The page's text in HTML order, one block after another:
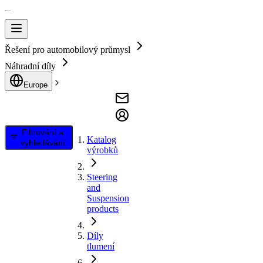
Řešení pro automobilový průmysl
Náhradní díly
Europe
Filtrování a
vyhledávání
Katalog
výrobků
Steering
and
Suspension
products
Díly
tlumení